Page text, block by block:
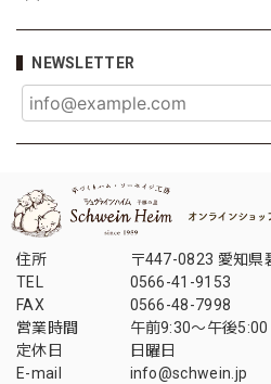
NEWSLETTER
住所
〒447-0823 愛知県
TEL
0566-41-9153
FAX
0566-48-7998
営業時間
午前9:30〜午後5:00
定休日
日曜日
E-mail
info@schwein.jp